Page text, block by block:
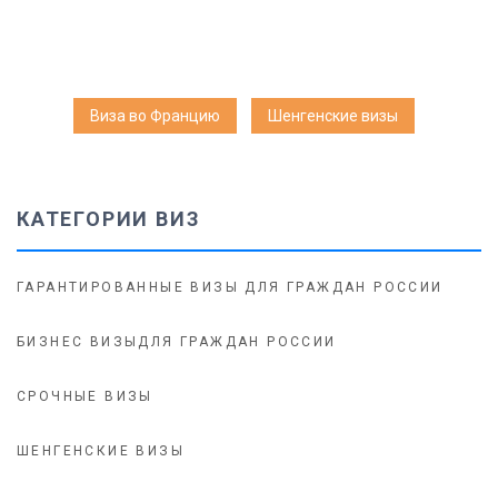
Виза во Францию Шенгенские визы
КАТЕГОРИИ ВИЗ
ГАРАНТИРОВАННЫЕ ВИЗЫ ДЛЯ ГРАЖДАН РОССИИ
БИЗНЕС ВИЗЫДЛЯ ГРАЖДАН РОССИИ
СРОЧНЫЕ ВИЗЫ
ШЕНГЕНСКИЕ ВИЗЫ